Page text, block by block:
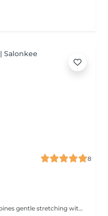
8
Traditional Thai oil massage combines gentle stretching with flowing massage techniques using warm oil to ease muscle tension, improve circulation, and promote deep relaxation.